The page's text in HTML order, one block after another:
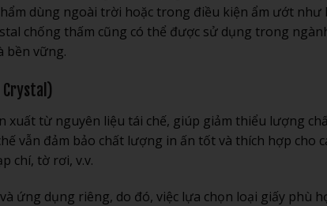
dùng ngoài trời hoặc trong điều kiện ẩm ướt
chống thấm cũng có thể được sử dụng trong
bền vững.
Crystal)
xuất từ nguyên liệu tái chế, giúp giảm thiểu lượng
vẫn đảm bảo chất lượng in ấn tốt và thích hợp cho
chí, tờ rơi, v.v.
ứng dụng riêng, do đó, việc lựa chọn loại giấy phù